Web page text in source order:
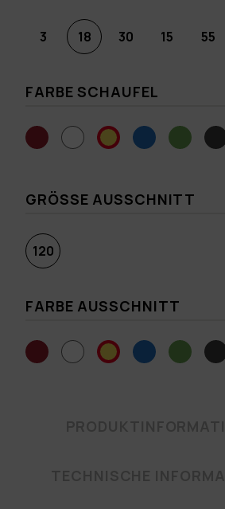
3 18 30 15 55
FARBE SCHAUFEL
GRÖSSE AUSSCHNITT
120
FARBE AUSSCHNITT